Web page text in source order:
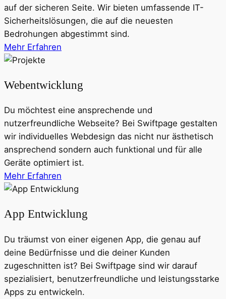
auf der sicheren Seite. Wir bieten umfassende IT-
Sicherheitslösungen, die auf die neuesten
Bedrohungen abgestimmt sind.
Mehr Erfahren
Webentwicklung
Du möchtest eine ansprechende und
nutzerfreundliche Webseite? Bei Swiftpage gestalten
wir individuelles Webdesign das nicht nur ästhetisch
ansprechend sondern auch funktional und für alle
Geräte optimiert ist.
Mehr Erfahren
App Entwicklung
Du träumst von einer eigenen App, die genau auf
deine Bedürfnisse und die deiner Kunden
zugeschnitten ist? Bei Swiftpage sind wir darauf
spezialisiert, benutzerfreundliche und leistungsstarke
Apps zu entwickeln.